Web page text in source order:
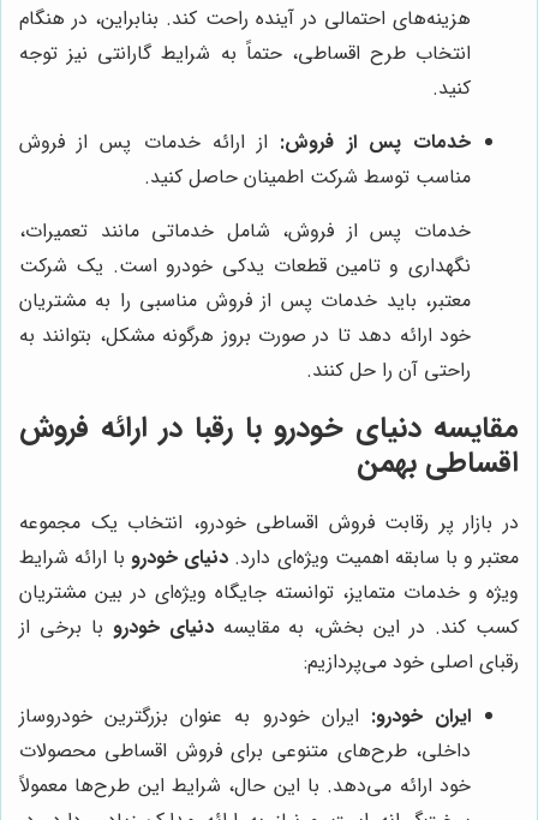
هزینه‌های احتمالی در آینده راحت کند. بنابراین، در هنگام
انتخاب طرح اقساطی، حتماً به شرایط گارانتی نیز توجه
کنید.
خدمات پس از فروش: از ارائه خدمات پس از فروش
مناسب توسط شرکت اطمینان حاصل کنید.
خدمات پس از فروش، شامل خدماتی مانند تعمیرات،
نگهداری و تامین قطعات یدکی خودرو است. یک شرکت
معتبر، باید خدمات پس از فروش مناسبی را به مشتریان
خود ارائه دهد تا در صورت بروز هرگونه مشکل، بتوانند به
راحتی آن را حل کنند.
مقایسه دنیای خودرو با رقبا در ارائه فروش
اقساطی بهمن
در بازار پر رقابت فروش اقساطی خودرو، انتخاب یک مجموعه
معتبر و با سابقه اهمیت ویژه‌ای دارد. دنیای خودرو با ارائه شرایط
ویژه و خدمات متمایز، توانسته جایگاه ویژه‌ای در بین مشتریان
کسب کند. در این بخش، به مقایسهدنیای خودرو با برخی از
رقبای اصلی خود می‌پردازیم:
ایران خودرو: ایران خودرو به عنوان بزرگترین خودروساز
داخلی، طرح‌های متنوعی برای فروش اقساطی محصولات
خود ارائه می‌دهد. با این حال، شرایط این طرح‌ها معمولاً